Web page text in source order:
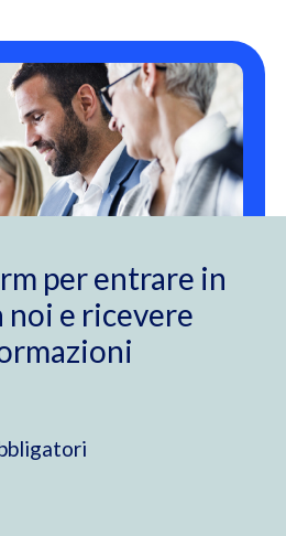
per entrare in
e ricevere